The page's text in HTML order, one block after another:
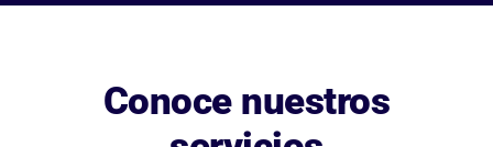
Conoce nuestros